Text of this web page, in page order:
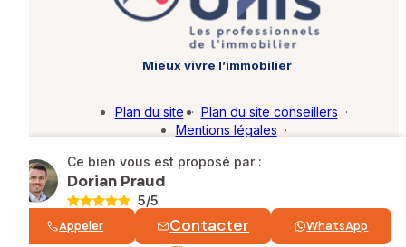
Ce bien vous est proposé par :
Dorian Praud
5/5
Appeler Contacter WhatsApp
Mieux vivre l’immobilier
© SAFTI 2026. Tous droits réservés.
Plan du site · Plan du site conseillers ·
Mentions légales ·
Barème d'honoraires · Paramétrer mes cookies